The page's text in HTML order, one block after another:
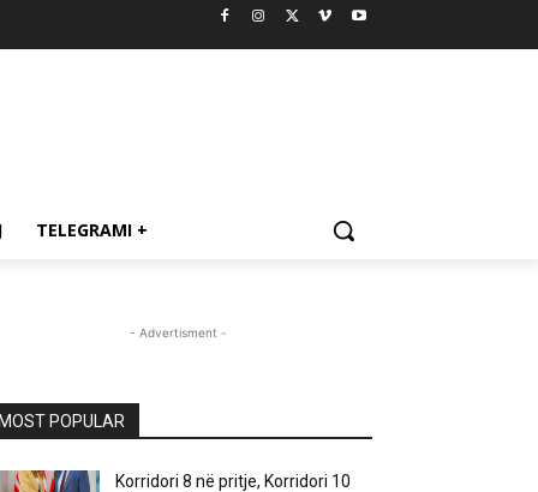
TELEGRAMI +
- Advertisment -
MOST POPULAR
Korridori 8 në pritje, Korridori 10